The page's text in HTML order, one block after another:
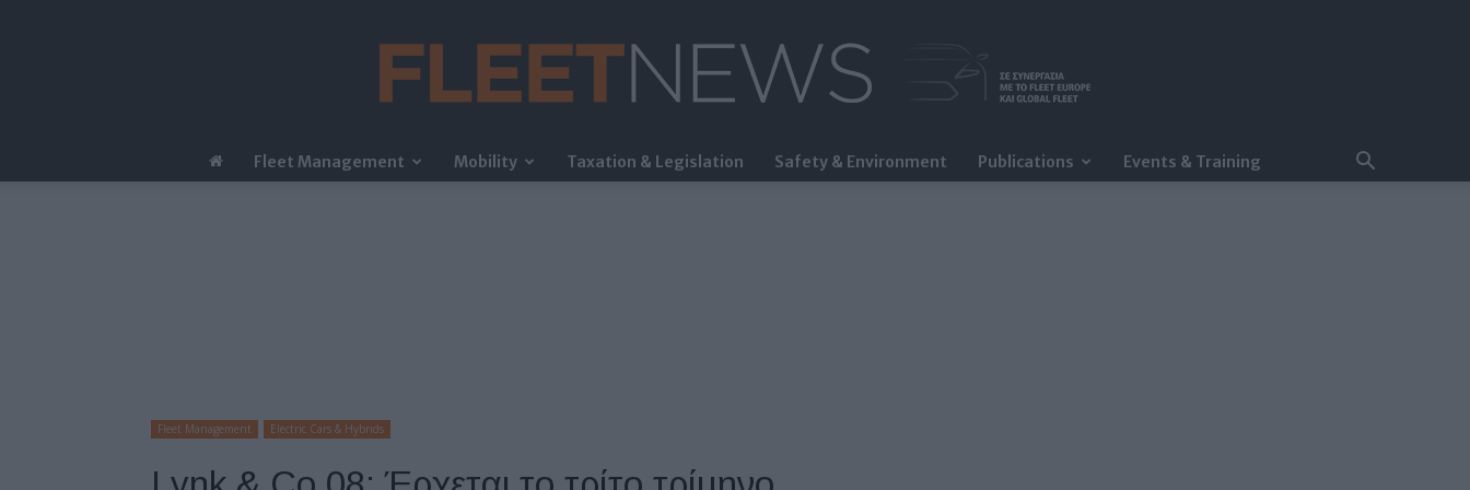
FleetNews
Fleet Management Mobility Taxation & Legislation Safety & Environment Publications Events & Training
Fleet Management Electric Cars & Hybrids